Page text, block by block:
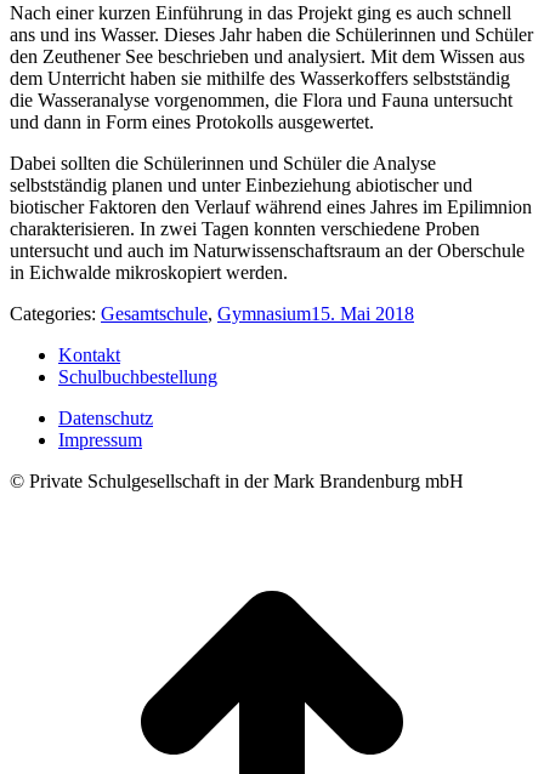
Nach einer kurzen Einführung in das Projekt ging es auch schnell
ans und ins Wasser. Dieses Jahr haben die Schülerinnen und Schüler
den Zeuthener See beschrieben und analysiert. Mit dem Wissen aus
dem Unterricht haben sie mithilfe des Wasserkoffers selbstständig
die Wasseranalyse vorgenommen, die Flora und Fauna untersucht
und dann in Form eines Protokolls ausgewertet.
Dabei sollten die Schülerinnen und Schüler die Analyse
selbstständig planen und unter Einbeziehung abiotischer und
biotischer Faktoren den Verlauf während eines Jahres im Epilimnion
charakterisieren. In zwei Tagen konnten verschiedene Proben
untersucht und auch im Naturwissenschaftsraum an der Oberschule
in Eichwalde mikroskopiert werden.
Categories: Gesamtschule, Gymnasium15. Mai 2018
Kontakt
Schulbuchbestellung
Datenschutz
Impressum
© Private Schulgesellschaft in der Mark Brandenburg mbH